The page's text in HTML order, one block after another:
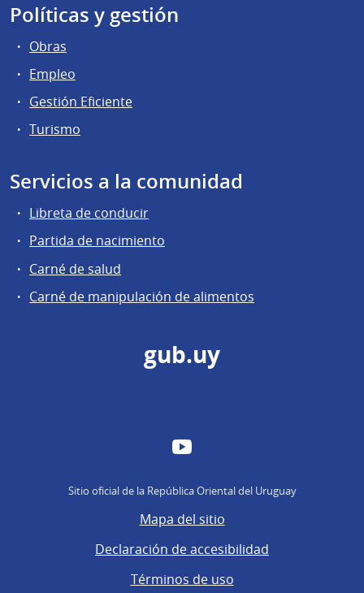
Políticas y gestión
Obras
Empleo
Gestión Eficiente
Turismo
Servicios a la comunidad
Libreta de conducir
Partida de nacimiento
Carné de salud
Carné de manipulación de alimentos
gub.uy
YouTube
Sitio oficial de la República Oriental del Uruguay
Mapa del sitio
Declaración de accesibilidad
Términos de uso